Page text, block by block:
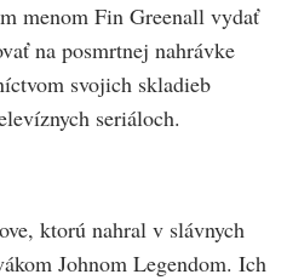
menom Fin Greenall vydať
na posmrtnej nahrávke
svojich skladieb
seriáloch.
ktorú nahral v slávnych
Johnom Legendom. Ich